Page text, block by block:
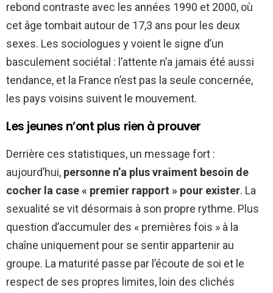
rebond contraste avec les années 1990 et 2000, où
cet âge tombait autour de 17,3 ans pour les deux
sexes. Les sociologues y voient le signe d’un
basculement sociétal : l’attente n’a jamais été aussi
tendance, et la France n’est pas la seule concernée,
les pays voisins suivent le mouvement.
Les jeunes n’ont plus rien à prouver
Derrière ces statistiques, un message fort :
aujourd’hui, personne n’a plus vraiment besoin de
cocher la case « premier rapport » pour exister. La
sexualité se vit désormais à son propre rythme. Plus
question d’accumuler des « premières fois » à la
chaîne uniquement pour se sentir appartenir au
groupe. La maturité passe par l’écoute de soi et le
respect de ses propres limites, loin des clichés